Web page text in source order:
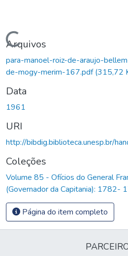
Carregando...
Arquivos
para-manoel-roiz-de-araujo-
de-mogy-merim-167.pdf(315,72
Data
1961
URI
http://bibdig.biblioteca.unesp.br/
Coleções
Volume 85 - Ofícios do General
(Governador da Capitania): 1782-
Página do item completo